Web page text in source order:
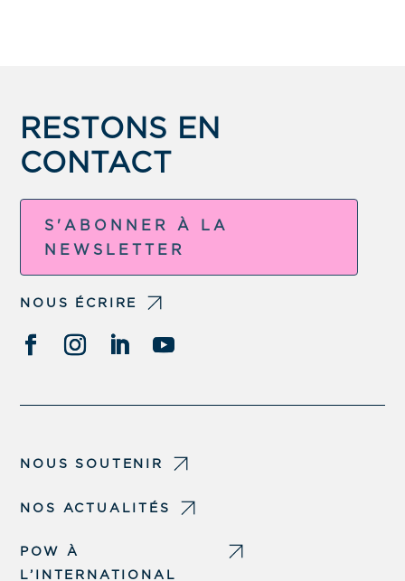
RESTONS EN
CONTACT
S'ABONNER À LA
NEWSLETTER
NOUS ÉCRIRE
NOUS SOUTENIR
NOS ACTUALITÉS
POW À
L’INTERNATIONAL